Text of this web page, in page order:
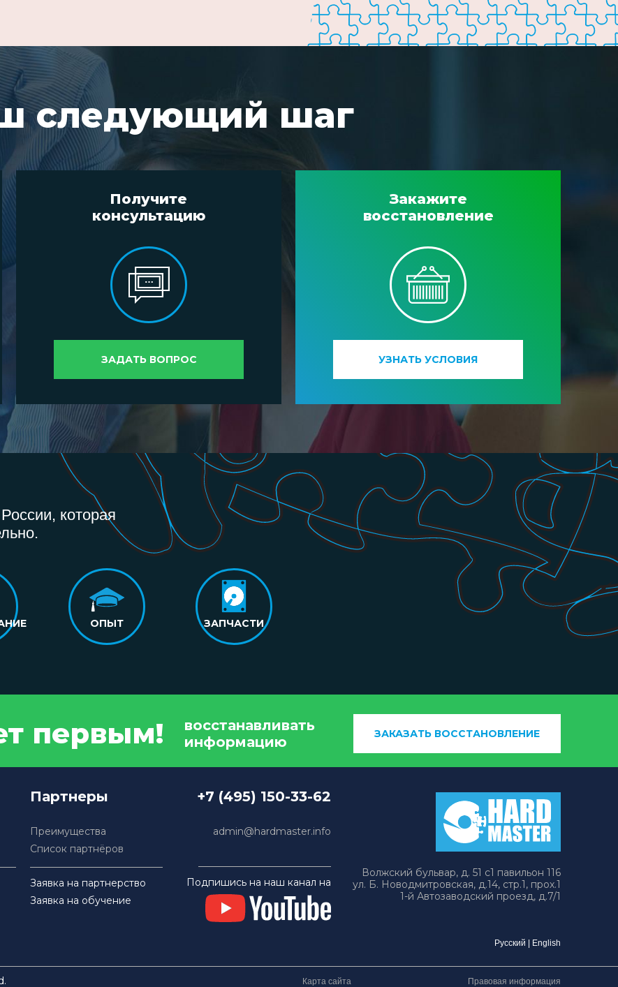
следующий шаг
Получите
консультацию
ЗАДАТЬ ВОПРОС
Закажите
восстановление
УЗНАТЬ УСЛОВИЯ
которая
ОПЫТ ЗАПЧАСТИ
первым!
восстанавливать
информацию
ЗАКАЗАТЬ ВОССТАНОВЛЕНИЕ
Партнеры
Преимущества
Список партнёров
Заявка на партнерство
Заявка на обучение
+7 (495) 150-33-62
admin@hardmaster.info
Подпишись на наш канал на
Волжский бульвар, д. 51 с1 павильон 116
ул. Б. Новодмитровская, д.14, стр.1, прох.1
1-й Автозаводский проезд, д.7/1
Русский English
Карта сайта Правовая информация